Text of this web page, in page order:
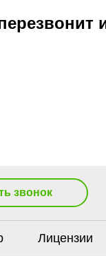
звонок
Лицензии